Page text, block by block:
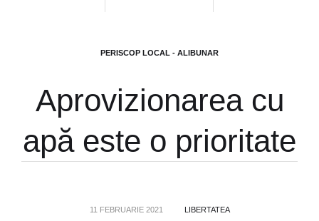
PERISCOP LOCAL - ALIBUNAR
Aprovizionarea cu
apă este o prioritate
11 FEBRUARIE 2021 LIBERTATEA